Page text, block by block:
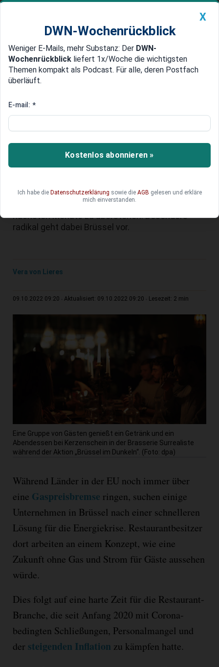
Newsticker MEIN DWN: Geldanlage Premium
Edelmetalle DWN-Magazin China
Essen im Dunkeln: Lokale in
Energiekrise
Nachdem die Corona-Pandemie die Restaurants
massiv belastet haben, zeichnet sich die
Energie-Preise sorgen dafür, dass die
Restaurants kreativ werden müssen, um die
nächsten Monate zu überstehen. Besonders
radikal geht dabei Brüssel vor.
Vera von Lieres
09.10.2022 09:20 Aktualisiert: 09.10.2022 09:20 Lesezeit: 2 min
Eine Gruppe von Gästen genießt ein Getränk und ein
Abendessen bei Kerzenschein in der Brasserie Surrealiste
während der Aktion „Brüssel im Dunkeln“. (Foto: dpa)
Während Länder in der EU noch immer über
eine Gaspreisbremse ringen, suchen einige
Unternehmen in Brüssel nach einer schnelleren
Lösung für die Energiekrise. Restaurantbesitzer
dort arbeiten an einem Konzept, wie eine
Zukunft ohne Gas und Strom für Gäste aussehen
würde.
Dies folgt auf eine harte Zeit für die Restaurant-
Branche, die seit Anfang 2020 mit Corona-
bedingten Schließungen, Personalmangel und
der steigenden Inflation zu kämpfen hatte.
X
DWN-Wochenrückblick
Weniger E-Mails, mehr Substanz: Der DWN-
Wochenrückblick liefert 1x/Woche die wichtigsten
Themen kompakt als Podcast. Für alle, deren Postfach
überläuft.
E-mail: *
Kostenlos abonnieren »
Ich habe die Datenschutzerklärung sowie die AGB gelesen und erkläre
mich einverstanden.